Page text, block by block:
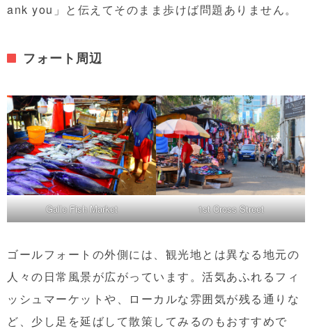
ank you」と伝えてそのまま歩けば問題ありません。
フォート周辺
Galle Fish Market 1st Cross Street
ゴールフォートの外側には、観光地とは異なる地元の
人々の日常風景が広がっています。活気あふれるフィ
ッシュマーケットや、ローカルな雰囲気が残る通りな
ど、少し足を延ばして散策してみるのもおすすめで